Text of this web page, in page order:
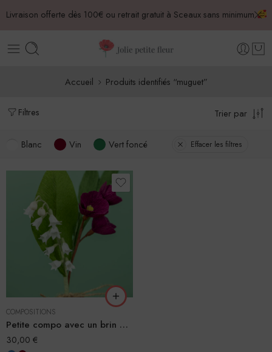
Livraison offerte dès 100€ ou retrait gratuit à Sceaux sans minimum
Accueil Produits identifiés “muguet”
Filtres Trier par
Blanc Vin Vert foncé Effacer les filtres
COMPOSITIONS
Petite compo avec un brin de muguet
30,00 €